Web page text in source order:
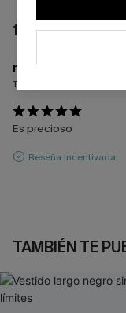
1 COMENTARIO
m****
Tamaño comprado:
Es precioso
Reseña Incentivada
TAMBIÉN TE